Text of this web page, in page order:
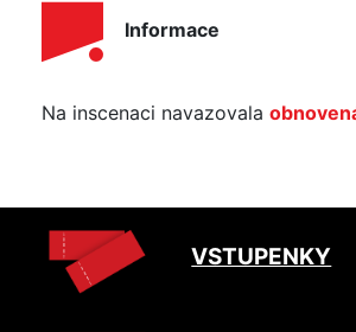
Informace
Na inscenaci navazovala
VSTUPENKY